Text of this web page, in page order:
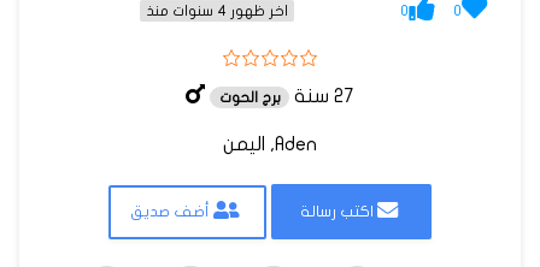
0
0 اخر ظهور 4 سنوات منذ
27 سنة برج الحوت
Aden, اليمن
اكتب رسالة أضف صديق